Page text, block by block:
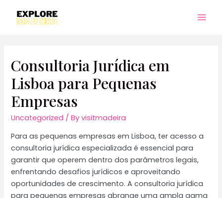
Consultoria Jurídica em
Lisboa para Pequenas
Empresas
Uncategorized / Byvisitmadeira
Para as pequenas empresas em Lisboa, ter acesso a
consultoria jurídica especializada é essencial para
garantir que operem dentro dos parâmetros legais,
enfrentando desafios jurídicos e aproveitando
oportunidades de crescimento. A consultoria jurídica
para pequenas empresas abrange uma ampla gama